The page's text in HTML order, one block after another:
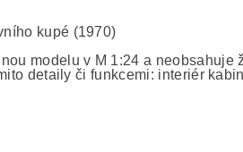
kupé (1970)
modelu v M 1:24 a neobsahuje
detaily či funkcemi: interiér